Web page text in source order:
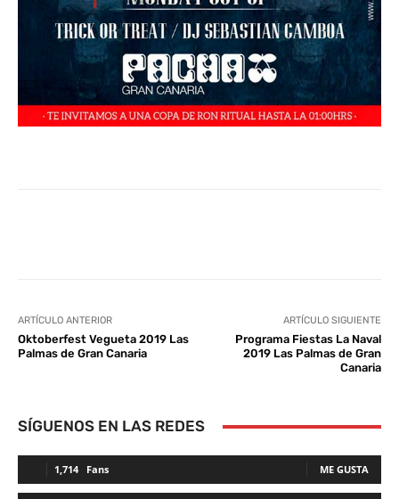
ARTÍCULO ANTERIOR
Oktoberfest Vegueta 2019 Las
Palmas de Gran Canaria
ARTÍCULO SIGUIENTE
Programa Fiestas La Naval
2019 Las Palmas de Gran
Canaria
SÍGUENOS EN LAS REDES
1,714 Fans ME GUSTA